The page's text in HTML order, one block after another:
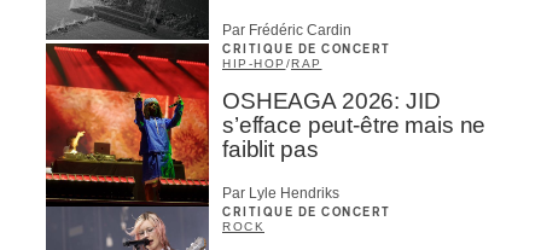
Par Frédéric Cardin
CRITIQUE DE CONCERT
HIP-HOP /RAP
OSHEAGA 2026: JID
s’efface peut-être mais ne
faiblit pas
Par Lyle Hendriks
CRITIQUE DE CONCERT
ROCK